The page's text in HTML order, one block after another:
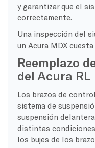
y garantizar que el
correctamente.
Una inspección del
un Acura MDX cuesta
Reemplazo
del Acura RL
Los brazos de
sistema de
suspensión
distintas
los bujes de los